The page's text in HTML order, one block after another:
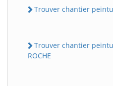
Trouver chantier
Trouver chantier
ROCHE